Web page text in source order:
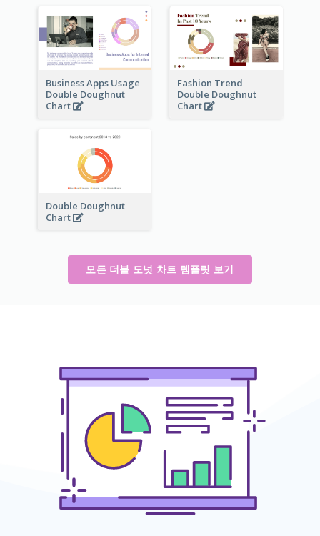
Business Apps Usage
Double Doughnut
Chart
Fashion Trend
Double Doughnut
Chart
Double Doughnut
Chart
모든 더블 도넛 차트 템플릿 보기